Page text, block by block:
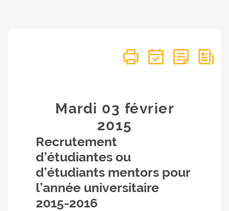
Mardi 03 février
2015
Recrutement
d’étudiantes ou
d’étudiants mentors pour
l’année universitaire
2015-2016